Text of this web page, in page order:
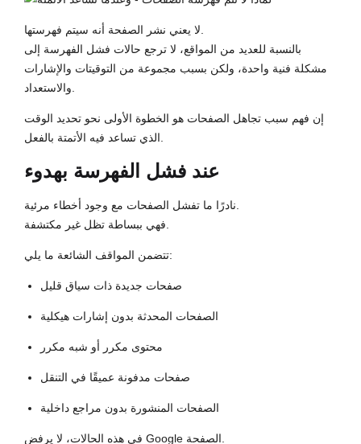
بالنسبة للعديد من المواقع، لا ترجع حالات فشل الفهرسة إلى
مشكلة فنية واحدة، ولكن بسبب مجموعة من التوقيتات والإشارات
إن فهم سبب تجاهل الصفحات هو الخطوة الأولى نحو تحديد الوقت
عند فشل الفهرسة بهدوء
تتضمن المواقف الشائعة ما يلي:
صفحات جديدة ذات سياق قليل
الصفحات المحدثة بدون إشارات هيكلية
محتوى مكرر أو شبه مكرر
صفحات مدفونة عميقًا في التنقل
الصفحات المنشورة بدون مراجع داخلية